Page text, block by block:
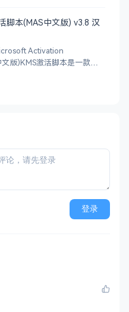
数据、预装应用、开机启动
务，这些都在悄悄消耗
脚本(MAS中文版) v3.8 汉
Activation
版)KMS激活脚本是一款多
本,支持激活所有
登录